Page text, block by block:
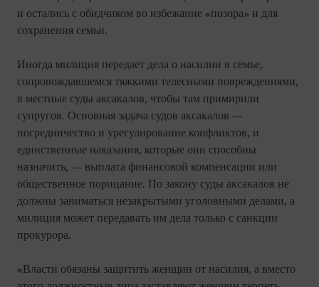
и остались с обидчиком во избежание «позора» и для
сохранения семьи.
Иногда милиция передает дела о насилии в семье,
сопровождавшемся тяжкими телесными повреждениями,
в местные суды аксакалов, чтобы там примирили
супругов. Основная задача судов аксакалов —
посредничество и урегулирование конфликтов, и
единственные наказания, которые они способны
назначить, — выплата финансовой компенсации или
общественное порицание. По закону суды аксакалов не
должны заниматься незакрытыми уголовными делами, а
милиция может передавать им дела только с санкции
прокурора.
«Власти обязаны защитить женщин от насилия, а вместо